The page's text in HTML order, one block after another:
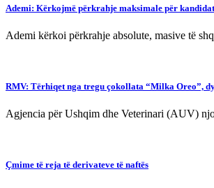
Ademi: Kërkojmë përkrahje maksimale për
Ademi kërkoi përkrahje absolute, masive të
RMV: Tërhiqet nga tregu çokollata “Milka Oreo”,
Agjencia për Ushqim dhe Veterinari (AUV)
Çmime të reja të derivateve të naftës